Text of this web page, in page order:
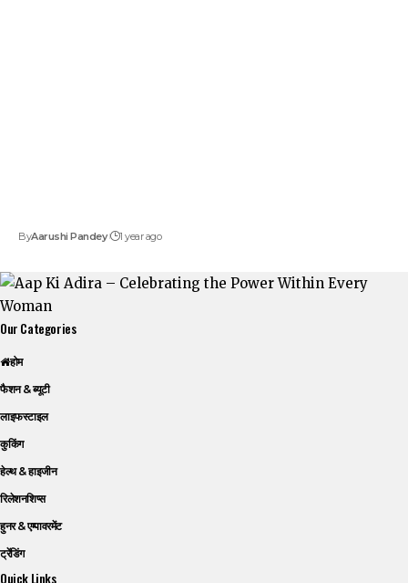
ByAarushi Pandey 1 year ago
Our Categories
होम
फैशन & ब्यूटी
लाइफस्टाइल
कुकिंग
हेल्थ & हाइजीन
रिलेशनशिप्स
हुनर & एम्पावरमेंट
ट्रेंडिंग
Quick Links